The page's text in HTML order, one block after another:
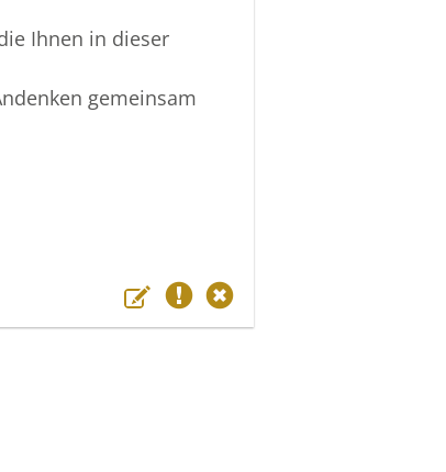
Ihnen in dieser
gemeinsam